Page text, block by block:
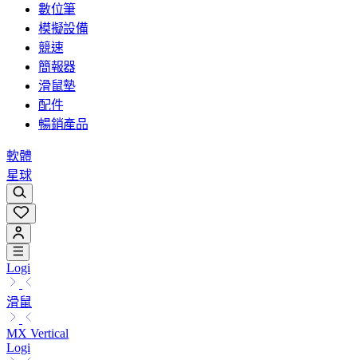
數位筆
模擬設備
競速
簡報器
滑鼠墊
配件
暢銷產品
軟體
星球
Logi
滑鼠
MX Vertical
Logi